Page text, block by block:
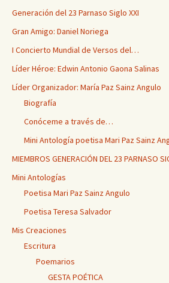
Generación del 23 Parnaso Siglo XXI
Gran Amigo: Daniel Noriega
I Concierto Mundial de Versos del…
Líder Héroe: Edwin Antonio Gaona Salinas
Líder Organizador: María Paz Sainz Angulo
Biografía
Conóceme a través de…
Mini Antología poetisa Mari Paz Sainz
MIEMBROS GENERACIÓN DEL 23 PARNASO
Mini Antologías
Poetisa Mari Paz Sainz Angulo
Poetisa Teresa Salvador
Mis Creaciones
Escritura
Poemarios
GESTA POÉTICA